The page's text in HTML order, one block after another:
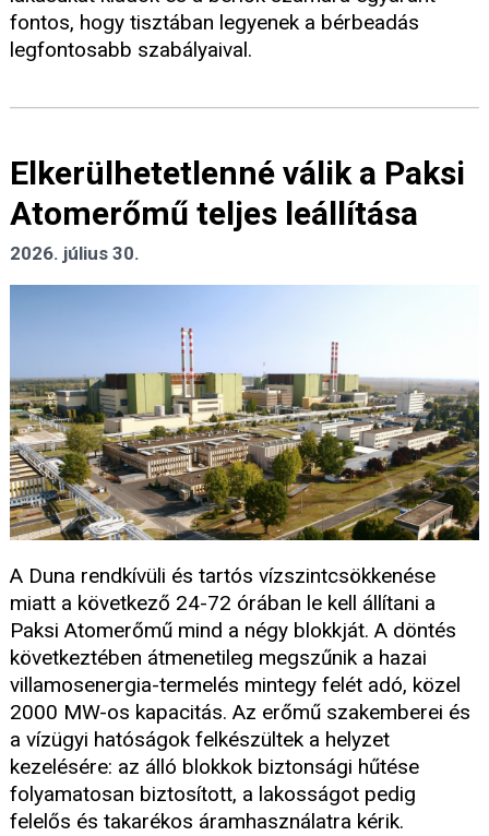
fontos, hogy tisztában legyenek a bérbeadás
legfontosabb szabályaival.
Elkerülhetetlenné válik a Paksi
Atomerőmű teljes leállítása
2026. július 30.
A Duna rendkívüli és tartós vízszintcsökkenése
miatt a következő 24-72 órában le kell állítani a
Paksi Atomerőmű mind a négy blokkját. A döntés
következtében átmenetileg megszűnik a hazai
villamosenergia-termelés mintegy felét adó, közel
2000 MW-os kapacitás. Az erőmű szakemberei és
a vízügyi hatóságok felkészültek a helyzet
kezelésére: az álló blokkok biztonsági hűtése
folyamatosan biztosított, a lakosságot pedig
felelős és takarékos áramhasználatra kérik.